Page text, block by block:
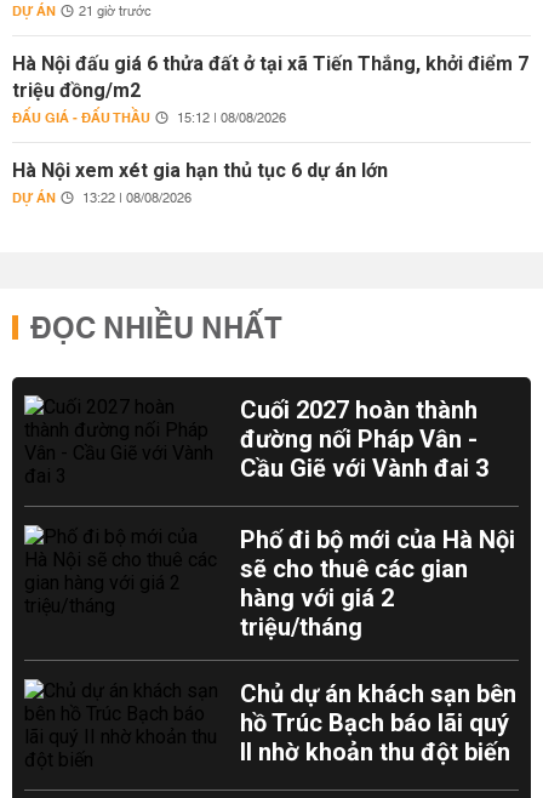
DỰ ÁN 21 giờ trước
Hà Nội đấu giá 6 thửa đất ở tại xã Tiến Thắng, khởi điểm 7
triệu đồng/m2
ĐẤU GIÁ - ĐẤU THẦU 15:12 | 08/08/2026
Hà Nội xem xét gia hạn thủ tục 6 dự án lớn
DỰ ÁN 13:22 | 08/08/2026
ĐỌC NHIỀU NHẤT
Cuối 2027 hoàn thành
đường nối Pháp Vân -
Cầu Giẽ với Vành đai 3
Phố đi bộ mới của Hà Nội
sẽ cho thuê các gian
hàng với giá 2
triệu/tháng
Chủ dự án khách sạn bên
hồ Trúc Bạch báo lãi quý
II nhờ khoản thu đột biến